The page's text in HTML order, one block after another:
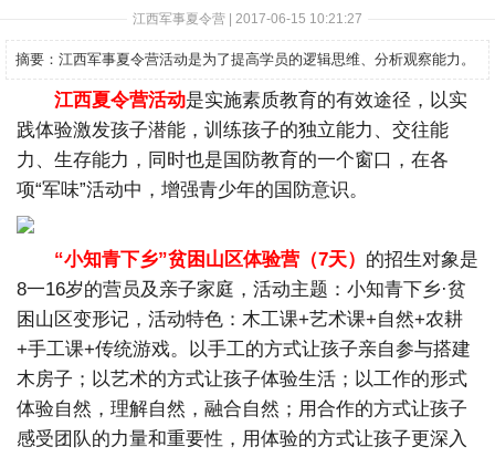
江西军事夏令营 | 2017-06-15 10:21:27
摘要： 江西军事夏令营活动是为了提高学员的逻辑思维、分析观察能力。
江西夏令营活动是实施素质教育的有效途径，以实
践体验激发孩子潜能，训练孩子的独立能力、交往能
力、生存能力，同时也是国防教育的一个窗口，在各
项“军味”活动中，增强青少年的国防意识。
“小知青下乡”贫困山区体验营（7天） 的招生对象是
8一16岁的营员及亲子家庭，活动主题：小知青下乡·贫
困山区变形记，活动特色：木工课+艺术课+自然+农耕
+手工课+传统游戏。以手工的方式让孩子亲自参与搭建
木房子；以艺术的方式让孩子体验生活；以工作的形式
体验自然，理解自然，融合自然；用合作的方式让孩子
感受团队的力量和重要性，用体验的方式让孩子更深入